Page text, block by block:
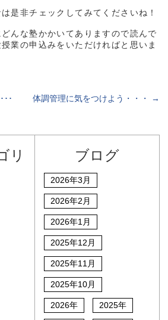
是非チェックしてみてくださいね！
んな塾かかいてありますので読んで
業の申込みをいただければと思いま
･･ 体調管理に気をつけよう・・・ →
リ
ブログ
2026年3月
2026年2月
2026年1月
2025年12月
2025年11月
2025年10月
2026年 2025年